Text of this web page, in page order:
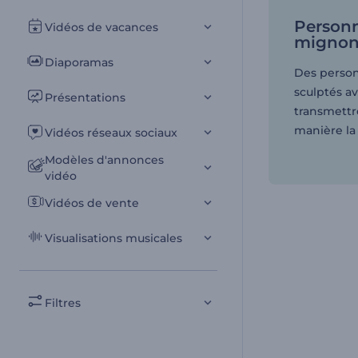
Vidéos de vacances
Diaporamas
Présentations
Vidéos réseaux sociaux
Modèles d'annonces
vidéo
Vidéos de vente
Visualisations musicales
Filtres
Des
sculptés
manière